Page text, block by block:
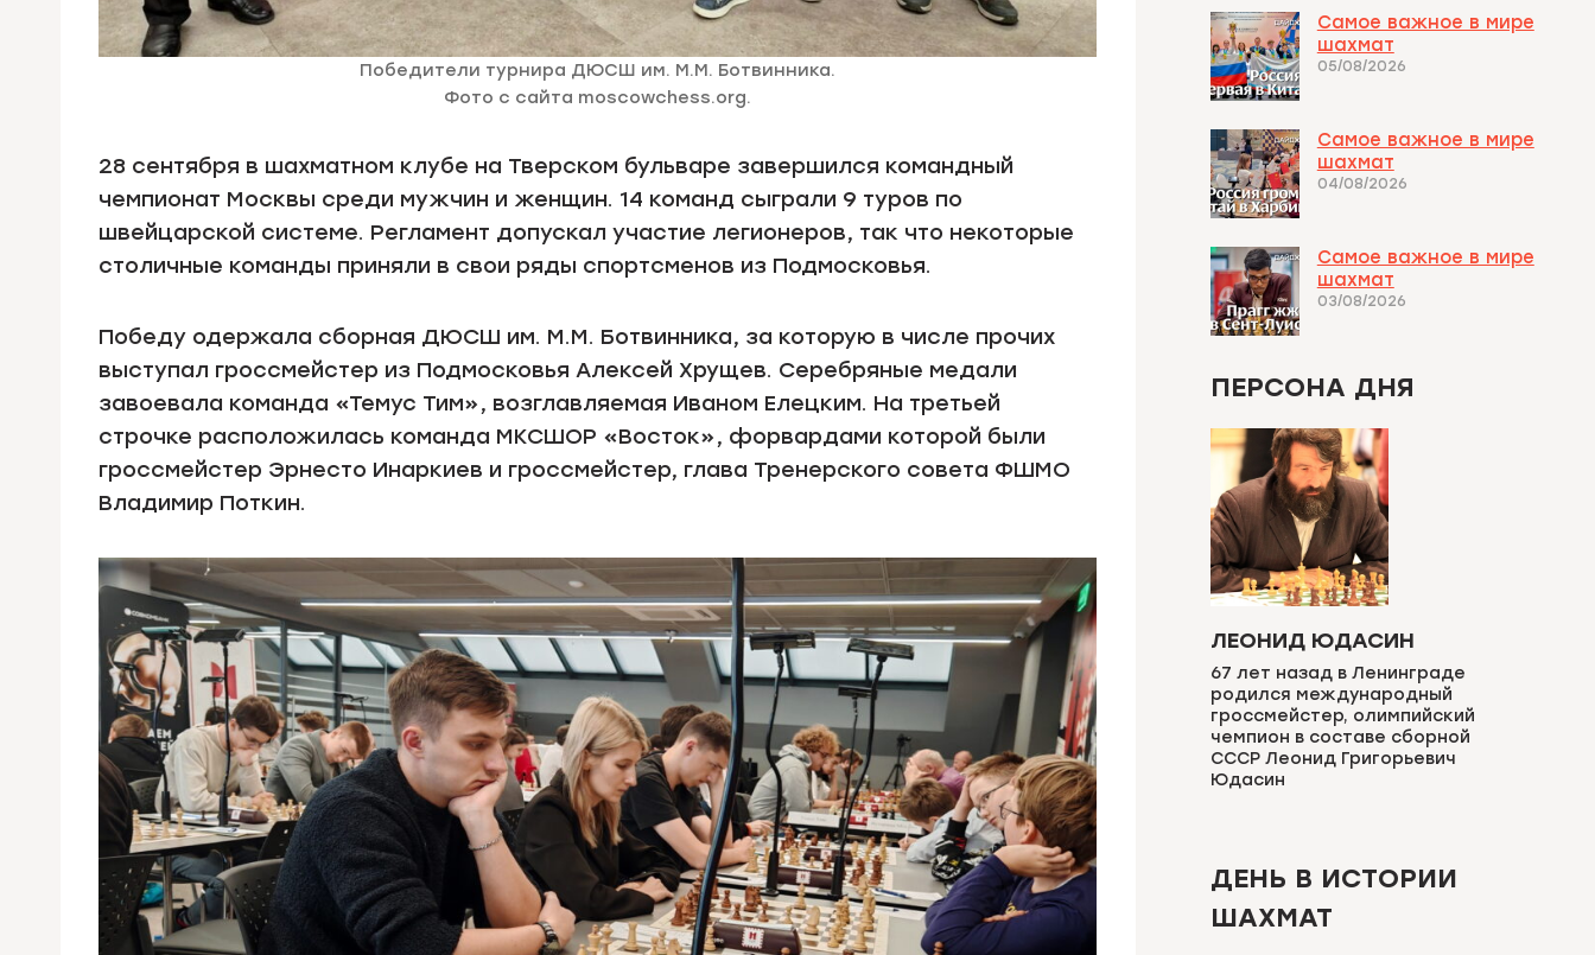
Победители турнира ДЮСШ им. М.М. Ботвинника.
Фото с сайта moscowchess.org.
28 сентября в шахматном клубе на Тверском бульваре завершился командный
чемпионат Москвы среди мужчин и женщин. 14 команд сыграли 9 туров по
швейцарской системе. Регламент допускал участие легионеров, так что некоторые
столичные команды приняли в свои ряды спортсменов из Подмосковья.
Победу одержала сборная ДЮСШ им. М.М. Ботвинника, за которую в числе прочих
выступал гроссмейстер из Подмосковья Алексей Хрущев. Серебряные медали
завоевала команда «Темус Тим», возглавляемая Иваном Елецким. На третьей
строчке расположилась команда МКСШОР «Восток», форвардами которой были
гроссмейстер Эрнесто Инаркиев и гроссмейстер, глава Тренерского совета ФШМО
Владимир Поткин.
Самое важное в мире
шахмат
05/08/2026
Самое важное в мире
шахмат
04/08/2026
Самое важное в мире
шахмат
03/08/2026
ПЕРСОНА ДНЯ
ЛЕОНИД ЮДАСИН
67 лет назад в Ленинграде
родился международный
гроссмейстер, олимпийский
чемпион в составе сборной
СССР Леонид Григорьевич
Юдасин
ДЕНЬ В ИСТОРИИ
ШАХМАТ